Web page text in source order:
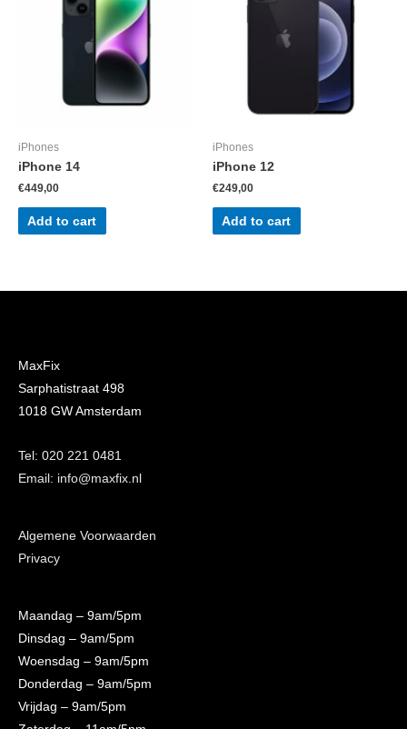
iPhones
iPhone 14
€449,00
Add to cart
iPhones
iPhone 12
€249,00
Add to cart
MaxFix
Sarphatistraat 498
1018 GW Amsterdam
Tel: 020 221 0481
Email: info@maxfix.nl
Algemene Voorwaarden
Privacy
Maandag – 9am/5pm
Dinsdag – 9am/5pm
Woensdag – 9am/5pm
Donderdag – 9am/5pm
Vrijdag – 9am/5pm